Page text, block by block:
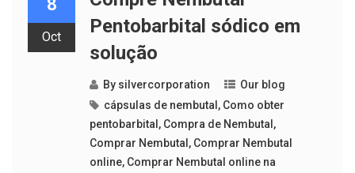
8
Oct
Pentobarbital sódico em
solução
By silvercorporation
Our blog
cápsulas de nembutal , Como obter
pentobarbital , Compra de Nembutal ,
Comprar Nembutal , Comprar Nembutal
online, Comprar Nembutal online na